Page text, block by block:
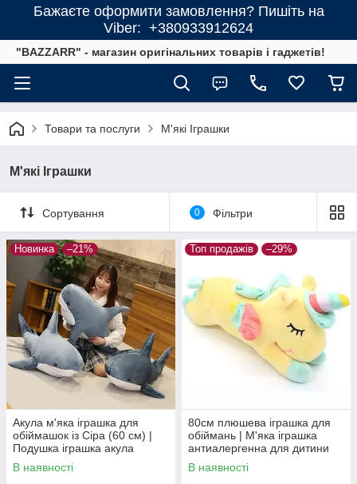
Бажаєте оформити замовлення? Пишіть на
Viber: +380933912624
"BAZZARR" - магазин оригінальних товарів і гаджетів!
Товари та послуги М'які Іграшки
М'які Іграшки
Сортування 0 Фільтри
Новинка –21%
Акула м'яка іграшка для
обіймашок із Сіра (60 см) |
Подушка іграшка акула
дитяча іграшка Сіра
В наявності
Топ продажів –29%
80см плюшева іграшка для
обіймань | М'яка іграшка
антиалергенна для дитини
В наявності